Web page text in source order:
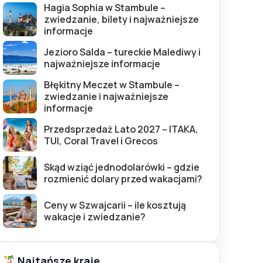
Hagia Sophia w Stambule –
zwiedzanie, bilety i najważniejsze
informacje
Jezioro Salda – tureckie Malediwy i
najważniejsze informacje
Błękitny Meczet w Stambule –
zwiedzanie i najważniejsze
informacje
Przedsprzedaż Lato 2027 – ITAKA,
TUI, Coral Travel i Grecos
Skąd wziąć jednodolarówki – gdzie
rozmienić dolary przed wakacjami?
Ceny w Szwajcarii – ile kosztują
wakacje i zwiedzanie?